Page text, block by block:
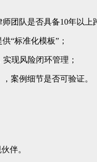
团队是否具备10年以上
“标准化模板”；
现风险闭环管理；
案例细节是否可验证。
伴。